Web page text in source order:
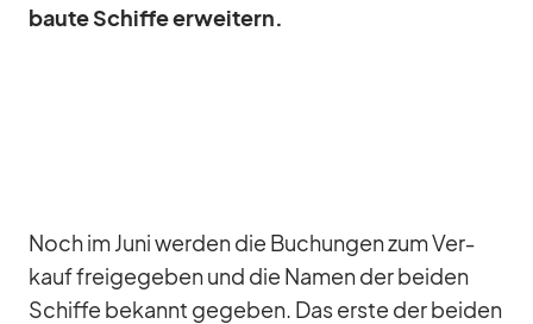
baute Schiffe er­wei­tern.
Noch im Juni wer­den die Bu­chun­gen zum Ver­
kauf frei­ge­ge­ben und die Na­men der bei­den
Schiffe be­kannt ge­ge­ben. Das erste der bei­den